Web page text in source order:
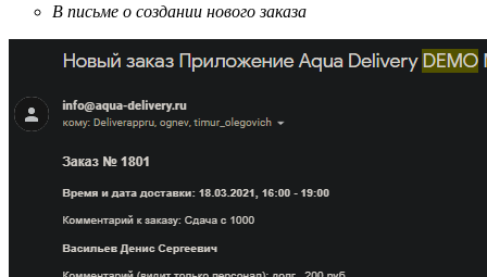
В письме о создании нового заказа